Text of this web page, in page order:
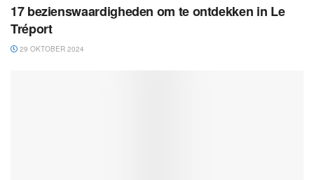
17 bezienswaardigheden om te ontdekken in Le
Tréport
29 OKTOBER 2024